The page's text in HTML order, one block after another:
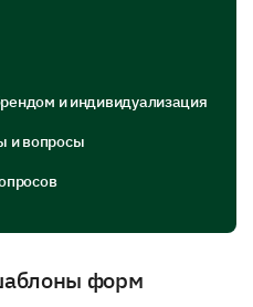
effectively
to real-world examples
the following aspects
и индивидуализация
и вопросы
форм